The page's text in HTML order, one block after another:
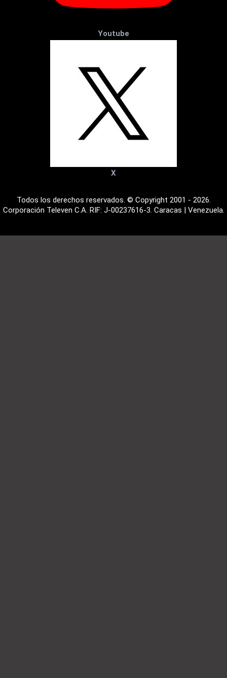
Youtube
X
Todos los derechos reservados. © Copyright 2001 - 2026.
Corporación Televen C.A. RIF: J-00237616-3. Caracas | Venezuela.